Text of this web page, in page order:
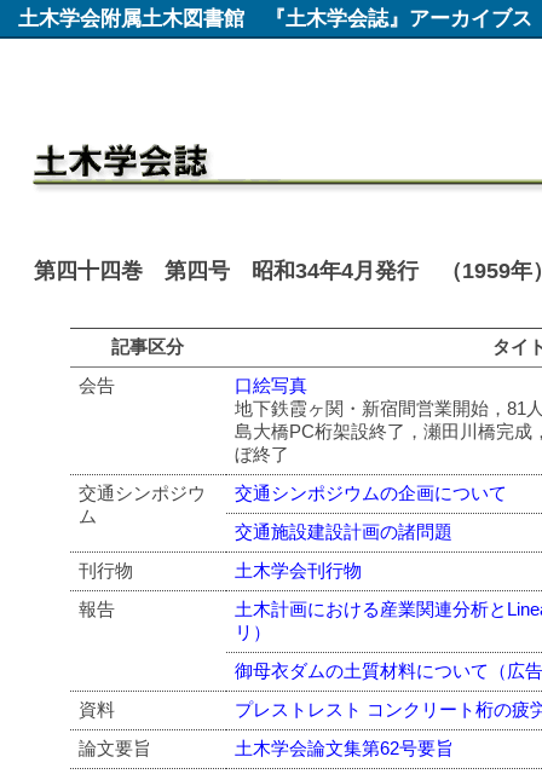
土木学会附属土木図書館 『土木学会誌』アーカイブス
第四十四巻 第四号 昭和34年4月発行 （1959年
記事区分
タイ
会告
口絵写真
地下鉄霞ヶ関・新宿間営業開始，81
島大橋PC桁架設終了，瀬田川橋完
ぼ終了
交通シンポジウ
ム
交通シンポジウムの企画について
交通施設建設計画の諸問題
刊行物
土木学会刊行物
報告
土木計画における産業関連分析と
リ）
御母衣ダムの土質材料について（広
資料
プレストレスト コンクリート桁の疲
論文要旨
土木学会論文集第62号要旨